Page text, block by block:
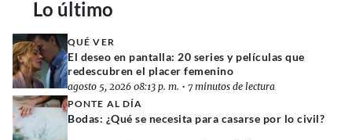
Lo último
QUÉ VER
El deseo en pantalla: 20 series y películas que
redescubren el placer femenino
agosto 5, 2026 08:13 p. m. • 7 minutos de lectura
PONTE AL DÍA
Bodas: ¿Qué se necesita para casarse por lo civil?